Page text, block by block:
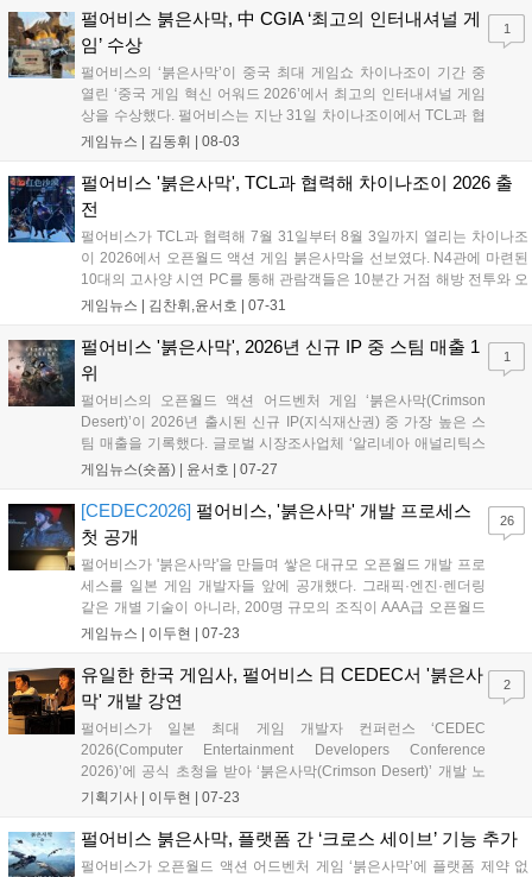
인공 클리프의 여정을 담은 액션 어드벤처 게임으로 기대를 모으고 있습
니다....
펄어비스 붉은사막, 中 CGIA ‘최고의 인터내셔널 게
임’ 수상
펄어비스의 ‘붉은사막’이 중국 최대 게임쇼 차이나조이 기간 중
열린 ‘중국 게임 혁신 어워드 2026’에서 최고의 인터내셔널 게임
상을 수상했다. 펄어비스는 지난 31일 차이나조이에서 TCL과 협
력해 붉은사막의 전투와 콘텐츠를 시연하고 현지 파트너사들과
은 독창성과 기술력을 다시 한번 입증하며 글로벌 기대작으로서
의 입지를 공고히 했다....
게임뉴스 | 김동휘 | 08-03
1
펄어비스 '붉은사막', TCL과 협력해 차이나조이 2026 출
전
펄어비스가 TCL과 협력해 7월 31일부터 8월 3일까지 열리는 차이나조
이 2026에서 오픈월드 액션 게임 붉은사막을 선보였다. N4관에 마련된
10대의 고사양 시연 PC를 통해 관람객들은 10분간 거점 해방 전투와 오
픈월드 탐험을 직접 체험할 수 있다. 5K 해상도와 240Hz 주사율을 지원
성도를 높인 붉은사막의 매력을 현지 유저들에게 알리고 있다....
게임뉴스 | 김찬휘,윤서호 | 07-31
펄어비스 '붉은사막', 2026년 신규 IP 중 스팀 매출 1
위
펄어비스의 오픈월드 액션 어드벤처 게임 ‘붉은사막(Crimson
Desert)’이 2026년 출시된 신규 IP(지식재산권) 중 가장 높은 스
팀 매출을 기록했다. 글로벌 시장조사업체 ‘알리네아 애널리틱스
(Alinea Analytics)’가 최근 공개한 보고서에 따르면 붉은사막은
렸다. 20...
게임뉴스(숏폼) | 윤서호 | 07-27
1
[CEDEC2026] 펄어비스, '붉은사막' 개발 프로세스
첫 공개
펄어비스가 '붉은사막'을 만들며 쌓은 대규모 오픈월드 개발 프로
세스를 일본 게임 개발자들 앞에 공개했다. 그래픽·엔진·렌더링
같은 개별 기술이 아니라, 200명 규모의 조직이 AAA급 오픈월드
를 완주하기 위해 어떤 제작 체계를 세웠는지에 초점을 맞췄다.
하마의 퍼시피코 요코하마 노스에서 열린 'C...
게임뉴스 | 이두현 | 07-23
26
유일한 한국 게임사, 펄어비스 日 CEDEC서 '붉은사
막' 개발 강연
펄어비스가 일본 최대 게임 개발자 컨퍼런스 ‘CEDEC
2026(Computer Entertainment Developers Conference
2026)’에 공식 초청을 받아 ‘붉은사막(Crimson Desert)’ 개발 노
하우를 23일 공유했다. ‘CEDEC 2026’은 22일부터 사흘간 요코
기획기사 | 이두현 | 07-23
2
펄어비스 붉은사막, 플랫폼 간 ‘크로스 세이브’ 기능 추가
펄어비스가 오픈월드 액션 어드벤처 게임 ‘붉은사막’에 플랫폼 제약 없